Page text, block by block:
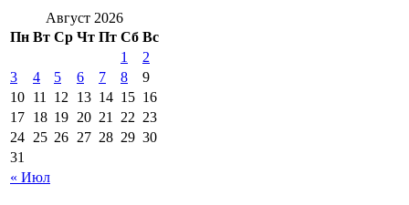
Август 2026
Пн Вт Ср Чт Пт Сб Вс
« Июл
1
2
3
4 5 6 7 8
9
10 11 12 13 14 15 16
17 18 19 20 21 22 23
24 25 26 27 28 29 30
31